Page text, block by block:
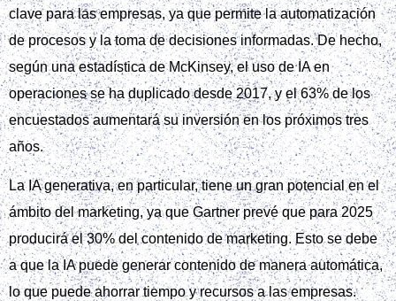
clave para las empresas, ya que permite la automatización
de procesos y la toma de decisiones informadas. De hecho,
según una estadística de McKinsey, el uso de IA en
operaciones se ha duplicado desde 2017, y el 63% de los
encuestados aumentará su inversión en los próximos tres
años.
La IA generativa, en particular, tiene un gran potencial en el
ámbito del marketing, ya que Gartner prevé que para 2025
producirá el 30% del contenido de marketing. Esto se debe
a que la IA puede generar contenido de manera automática,
lo que puede ahorrar tiempo y recursos a las empresas.